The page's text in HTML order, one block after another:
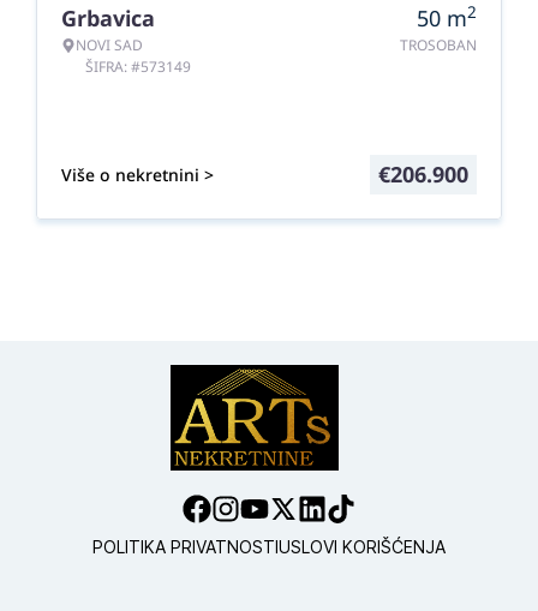
Grbavica
NOVI SAD
ŠIFRA: #573149
50 m2
TROSOBAN
Više o nekretnini > €206.900
POLITIKA PRIVATNOSTIUSLOVI KORIŠĆENJA